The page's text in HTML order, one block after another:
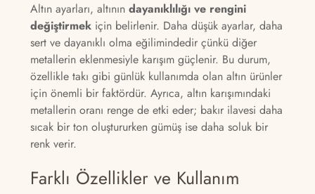
Altın ayarları, altının dayanıklılığı ve rengini
değiştirmek için belirlenir. Daha düşük ayarlar, daha
sert ve dayanıklı olma eğilimindedir çünkü diğer
metallerin eklenmesiyle karışım güçlenir. Bu durum,
özellikle takı gibi günlük kullanımda olan altın ürünler
için önemli bir faktördür. Ayrıca, altın karışımındaki
metallerin oranı renge de etki eder; bakır ilavesi daha
sıcak bir ton oluştururken gümüş ise daha soluk bir
renk verir.
Farklı Özellikler ve Kullanım